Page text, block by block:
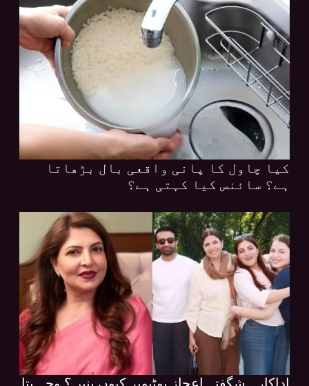
کیا چاول کا پانی واقعی بال بڑھاتا
ہے؟ سائنس کیا کہتی ہے؟